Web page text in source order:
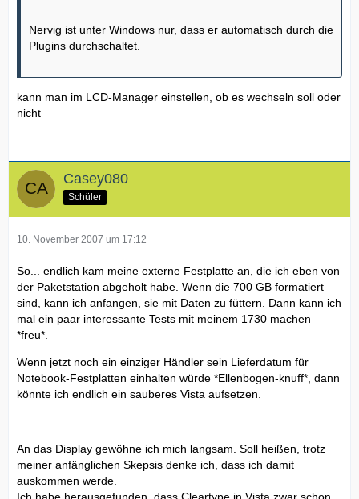
Nervig ist unter Windows nur, dass er automatisch durch die
Plugins durchschaltet.
kann man im LCD-Manager einstellen, ob es wechseln soll oder
nicht
Casey080
Schüler
10. November 2007 um 17:12
So... endlich kam meine externe Festplatte an, die ich eben von
der Paketstation abgeholt habe. Wenn die 700 GB formatiert
sind, kann ich anfangen, sie mit Daten zu füttern. Dann kann ich
mal ein paar interessante Tests mit meinem 1730 machen
*freu*.
Wenn jetzt noch ein einziger Händler sein Lieferdatum für
Notebook-Festplatten einhalten würde *Ellenbogen-knuff*, dann
könnte ich endlich ein sauberes Vista aufsetzen.
An das Display gewöhne ich mich langsam. Soll heißen, trotz
meiner anfänglichen Skepsis denke ich, dass ich damit
auskommen werde.
Ich habe herausgefunden, dass Cleartype in Vista zwar schon